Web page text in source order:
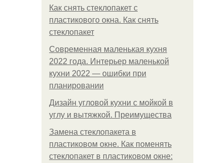
Как снять стеклопакет с
пластикового окна. Как снять
стеклопакет
Современная маленькая кухня
2022 года. Интерьер маленькой
кухни 2022 — ошибки при
планировании
Дизайн угловой кухни с мойкой в
углу и вытяжкой. Преимущества
Замена стеклопакета в
пластиковом окне. Как поменять
стеклопакет в пластиковом окне: